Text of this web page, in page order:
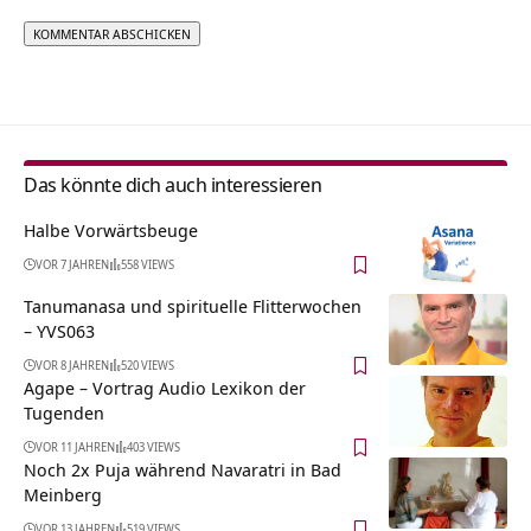
Das könnte dich auch interessieren
Halbe Vorwärtsbeuge
VOR 7 JAHREN 558 VIEWS
Tanumanasa und spirituelle Flitterwochen
– YVS063
VOR 8 JAHREN 520 VIEWS
Agape – Vortrag Audio Lexikon der
Tugenden
VOR 11 JAHREN 403 VIEWS
Noch 2x Puja während Navaratri in Bad
Meinberg